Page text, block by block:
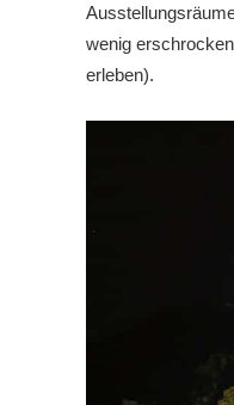
wenig
erleben).